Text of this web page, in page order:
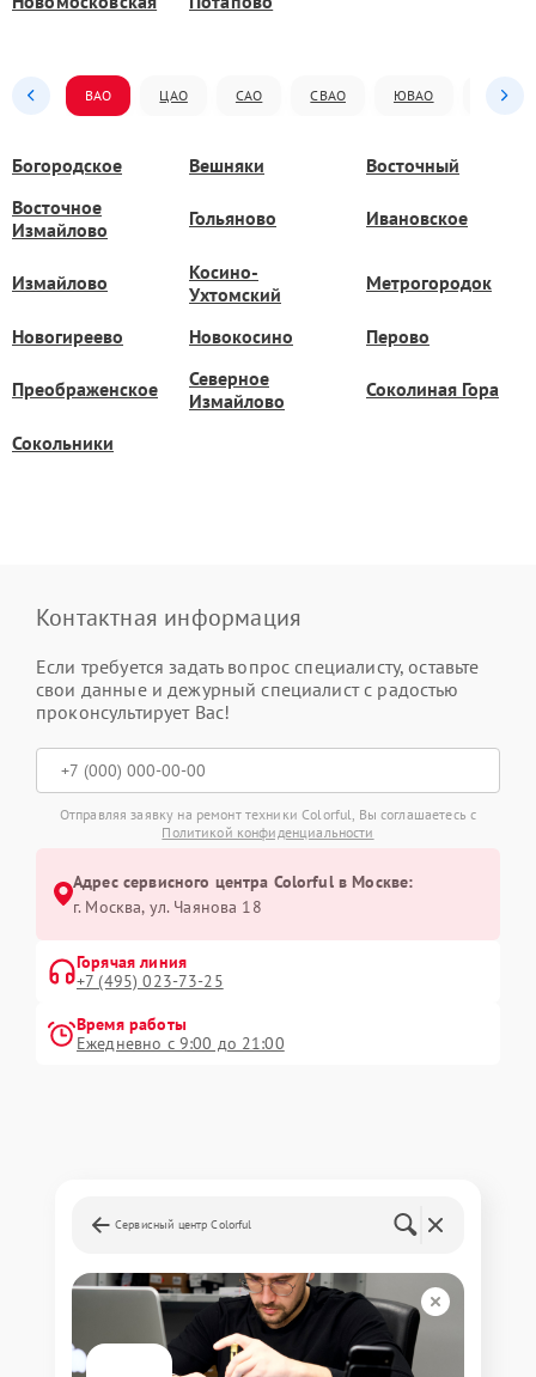
ВАО ЦАО САО СВАО ЮВАО ЮАО
Богородское Вешняки
Восточный
Восточное
Измайлово
Гольяново Ивановское
Измайлово
Косино-
Ухтомский
Метрогородок
Новогиреево Новокосино Перово
Преображенское
Северное
Измайлово
Соколиная Гора
Сокольники
Контактная информация
Если требуется задать вопрос специалисту, оставьте
свои данные и дежурный специалист с радостью
проконсультирует Вас!
Отправляя заявку на ремонт техники Colorful, Вы соглашаетесь с
Политикой конфиденциальности
Адрес сервисного центра Colorful в Москве:
г. Москва, ул. Чаянова 18
Горячая линия
+7 (495) 023-73-25
Время работы
Ежедневно с 9:00 до 21:00
Сервисный центр Colorful